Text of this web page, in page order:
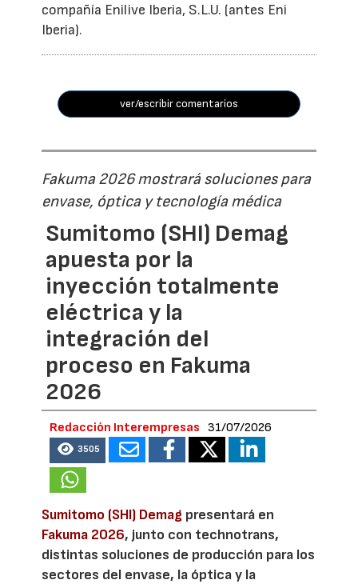
compañía Enilive Iberia, S.L.U. (antes Eni
Iberia).
ver/escribir comentarios
Fakuma 2026 mostrará soluciones para
envase, óptica y tecnología médica
Sumitomo (SHI) Demag
apuesta por la
inyección totalmente
eléctrica y la
integración del
proceso en Fakuma
2026
Redacción Interempresas 31/07/2026
3505
Sumitomo (SHI) Demag presentará en
Fakuma 2026, junto con technotrans,
distintas soluciones de producción para los
sectores del envase, la óptica y la